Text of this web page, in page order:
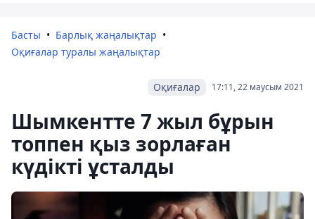
Басты
Барлық жаңалықтар
Оқиғалар туралы жаңалықтар
17:11, 22 маусым 2021
Оқиғалар
Шымкентте 7 жыл бұрын
топпен қыз зорлаған
күдікті ұсталды